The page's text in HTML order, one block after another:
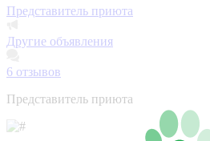
Представитель приюта
Другие объявления
6 отзывов
Представитель приюта